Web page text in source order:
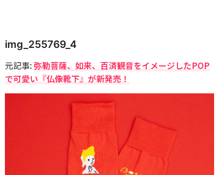
img_255769_4
元記事:弥勒菩薩、如来、百済観音をイメージしたPOP
で可愛い『仏像靴下』が新発売！